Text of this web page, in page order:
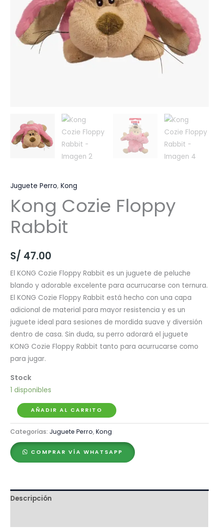
Juguete Perro,Kong
Kong Cozie Floppy
Rabbit
S/ 47.00
El KONG Cozie Floppy Rabbit es un juguete de peluche
blando y adorable excelente para acurrucarse con ternura.
El KONG Cozie Floppy Rabbit está hecho con una capa
adicional de material para mayor resistencia y es un
juguete ideal para sesiones de mordida suave y diversión
dentro de casa. Sin duda, su perro adorará el juguete
KONG Cozie Floppy Rabbit tanto para acurrucarse como
para jugar.
1 disponibles
Kong
Cozie
Floppy
Rabbit
cantidad
AÑADIR AL CARRITO
Categorías: Juguete Perro,Kong
COMPRAR VÍA WHATSAPP
Descripción